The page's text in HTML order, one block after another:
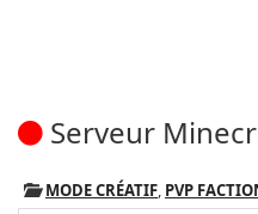
Serveur
MODE CRÉATIF, PVP